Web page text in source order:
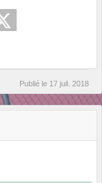
Publié le 17 juil. 2018